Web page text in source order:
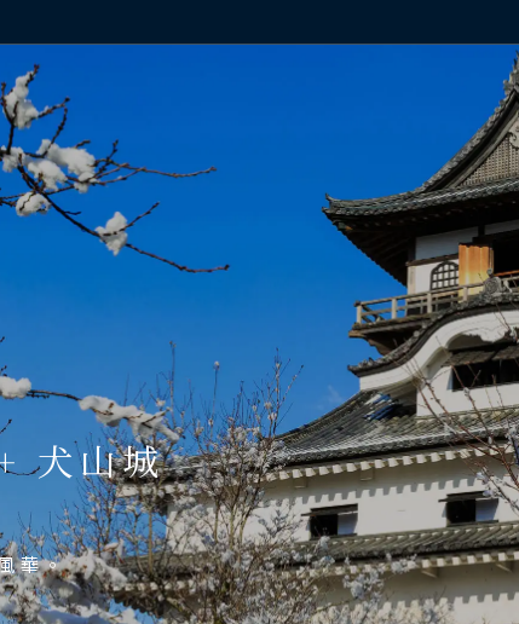
夢幻燈海美不勝收。
犬山城
華。
造一個屬於自己的物
綴冬日庭園之美。
區
海道 札幌 函館
名古屋 小松
東京 伊豆
西 大阪 京都
山陰山陽 四國
福岡 山口
清萊
日本賞楓旅遊
點燈．白川鄉
慶典．祭典旅
春節．過年團
主題樂園旅遊
日本賞櫻旅遊